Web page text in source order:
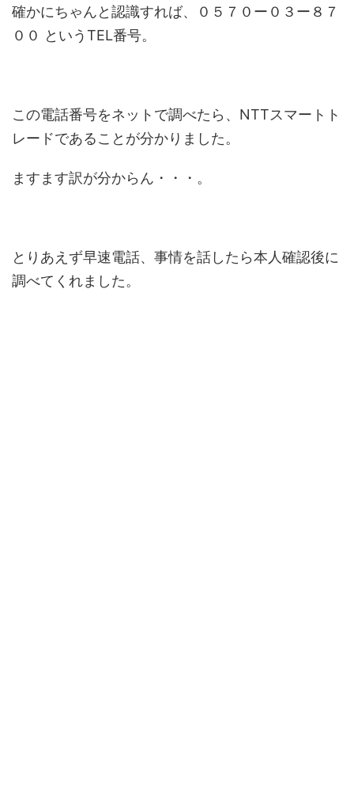
確かにちゃんと認識すれば、０５７０ー０３ー８７
００ というTEL番号。
この電話番号をネットで調べたら、NTTスマートト
レードであることが分かりました。
ますます訳が分からん・・・。
とりあえず早速電話、事情を話したら本人確認後に
調べてくれました。